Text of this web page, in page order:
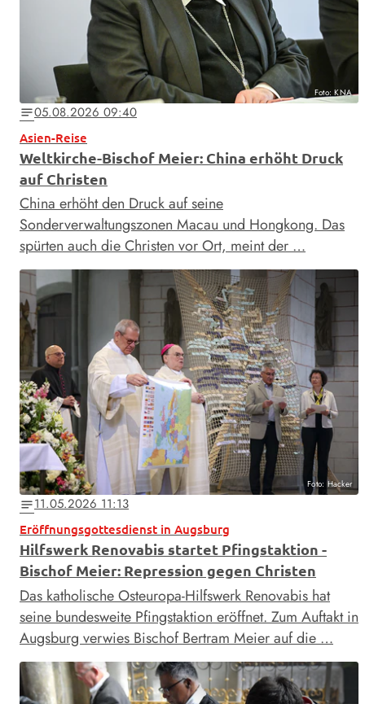
Foto: KNA
notes05.08.2026 09:40
Asien-Reise
Weltkirche-Bischof Meier: China erhöht Druck
auf Christen
China erhöht den Druck auf seine
Sonderverwaltungszonen Macau und Hongkong. Das
spürten auch die Christen vor Ort, meint der …
Foto: Hacker
notes11.05.2026 11:13
Eröffnungsgottesdienst in Augsburg
Hilfswerk Renovabis startet Pfingstaktion -
Bischof Meier: Repression gegen Christen
Das katholische Osteuropa-Hilfswerk Renovabis hat
seine bundesweite Pfingstaktion eröffnet. Zum Auftakt in
Augsburg verwies Bischof Bertram Meier auf die …